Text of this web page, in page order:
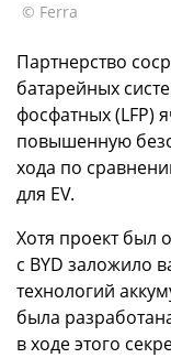
© Ferra
Партнерство
батарейных
фосфатных (LFP)
повышенную
хода по
для EV.
Хотя проект был
с BYD заложило
технологий
была
в ходе этого